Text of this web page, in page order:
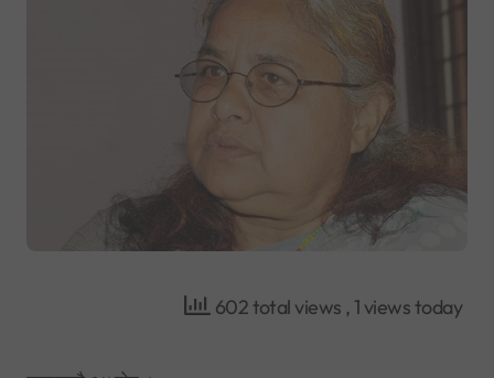
602 total views , 1 views today